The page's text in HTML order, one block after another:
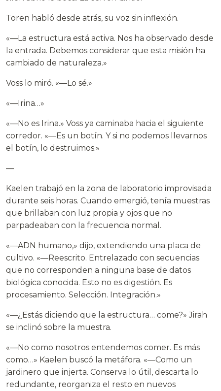
Toren habló desde atrás, su voz sin inflexión.
«—La estructura está activa. Nos ha observado desde
la entrada. Debemos considerar que esta misión ha
cambiado de naturaleza.»
Voss lo miró. «—Lo sé.»
«—Irina…»
«—No es Irina.» Voss ya caminaba hacia el siguiente
corredor. «—Es un botín. Y si no podemos llevarnos
el botín, lo destruimos.»
—
Kaelen trabajó en la zona de laboratorio improvisada
durante seis horas. Cuando emergió, tenía muestras
que brillaban con luz propia y ojos que no
parpadeaban con la frecuencia normal.
«—ADN humano,» dijo, extendiendo una placa de
cultivo. «—Reescrito. Entrelazado con secuencias
que no corresponden a ninguna base de datos
biológica conocida. Esto no es digestión. Es
procesamiento. Selección. Integración.»
«—¿Estás diciendo que la estructura… come?» Jirah
se inclinó sobre la muestra.
«—No como nosotros entendemos comer. Es más
como…» Kaelen buscó la metáfora. «—Como un
jardinero que injerta. Conserva lo útil, descarta lo
redundante, reorganiza el resto en nuevos